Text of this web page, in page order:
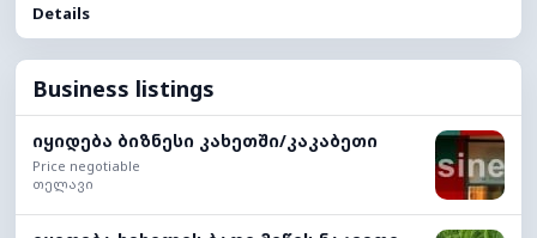
Details
Business listings
იყიდება ბიზნესი კახეთში/კაკაბეთი
Price negotiable
თელავი